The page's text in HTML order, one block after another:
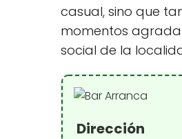
casual, sino que
momentos
social de la
Dirección